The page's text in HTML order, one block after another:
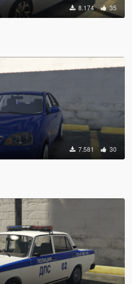
8.174 35
7.581 30